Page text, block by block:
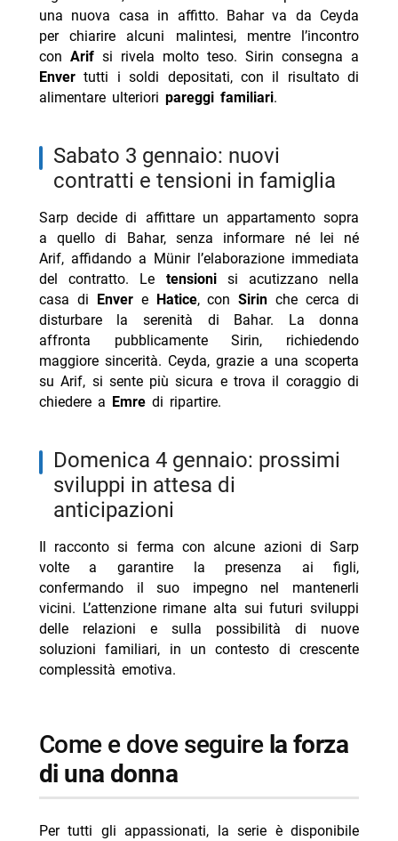
una nuova casa in affitto. Bahar va da Ceyda
per chiarire alcuni malintesi, mentre l’incontro
con Arifsi rivela molto teso. Sirin consegna a
Envertutti i soldi depositati, con il risultato di
alimentare ulteriori pareggi familiari.
sabato 3 gennaio: nuovi
contratti e tensioni in famiglia
Sarp decide di affittare un appartamento sopra
a quello di Bahar, senza informare né lei né
Arif, affidando a Münir l’elaborazione immediata
del contratto. Le tensionisi acutizzano nella
casa di Envere Hatice, conSirin che cerca di
disturbare la serenità di Bahar. La donna
affronta pubblicamente Sirin, richiedendo
maggiore sincerità. Ceyda, grazie a una scoperta
su Arif, si sente più sicura e trova il coraggio di
chiedere a Emredi ripartire.
domenica 4 gennaio: prossimi
sviluppi in attesa di
anticipazioni
Il racconto si ferma con alcune azioni di Sarp
volte a garantire la presenza ai figli,
confermando il suo impegno nel mantenerli
vicini. L’attenzione rimane alta sui futuri sviluppi
delle relazioni e sulla possibilità di nuove
soluzioni familiari, in un contesto di crescente
complessità emotiva.
come e dove seguire la forza
di una donna
Per tutti gli appassionati, la serie è disponibile